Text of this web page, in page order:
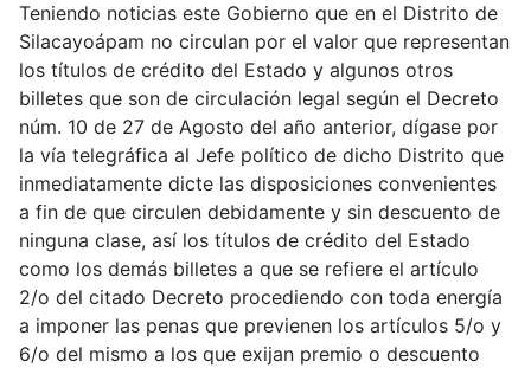
Teniendo noticias este Gobierno que en el Distrito de
Silacayoápam no circulan por el valor que representan
los títulos de crédito del Estado y algunos otros
billetes que son de circulación legal según el Decreto
núm. 10 de 27 de Agosto del año anterior, dígase por
la vía telegráfica al Jefe político de dicho Distrito que
inmediatamente dicte las disposiciones convenientes
a fin de que circulen debidamente y sin descuento de
ninguna clase, así los títulos de crédito del Estado
como los demás billetes a que se refiere el artículo
2/o del citado Decreto procediendo con toda energía
a imponer las penas que previenen los artículos 5/o y
6/o del mismo a los que exijan premio o descuento